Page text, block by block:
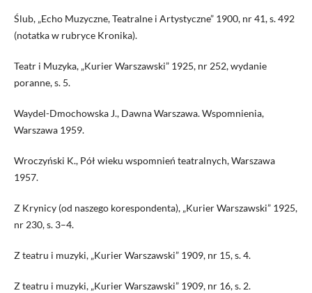
Ślub, „Echo Muzyczne, Teatralne i Artystyczne” 1900, nr 41, s. 492
(notatka w rubryce Kronika).
Teatr i Muzyka, „Kurier Warszawski” 1925, nr 252, wydanie
poranne, s. 5.
Waydel-Dmochowska J., Dawna Warszawa. Wspomnienia,
Warszawa 1959.
Wroczyński K., Pół wieku wspomnień teatralnych, Warszawa
1957.
Z Krynicy (od naszego korespondenta), „Kurier Warszawski” 1925,
nr 230, s. 3–4.
Z teatru i muzyki, „Kurier Warszawski” 1909, nr 15, s. 4.
Z teatru i muzyki, „Kurier Warszawski” 1909, nr 16, s. 2.